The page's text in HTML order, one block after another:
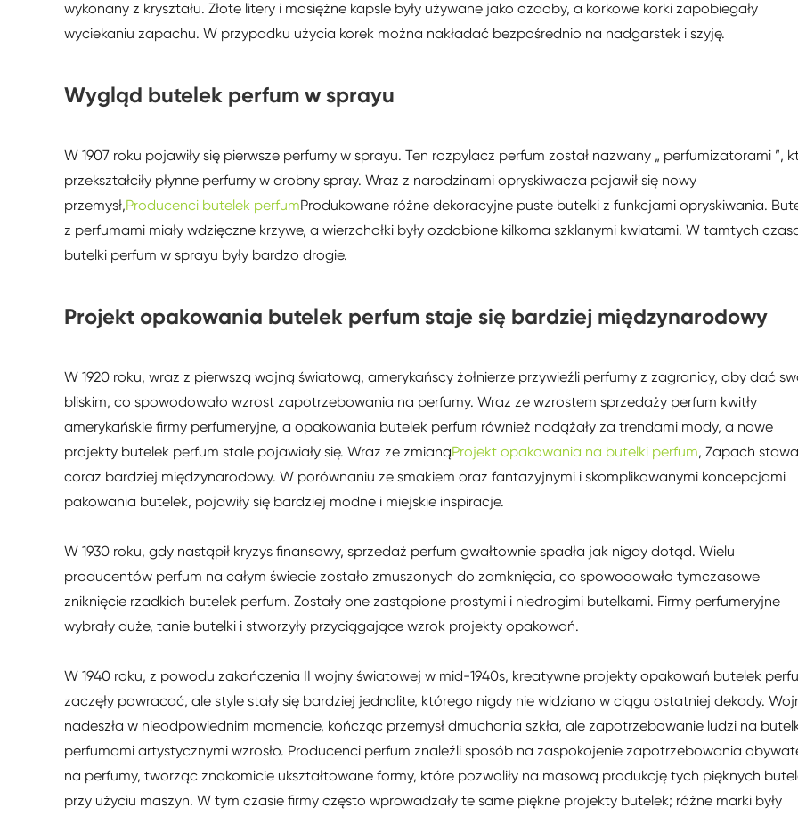
wykonany z kryształu. Złote litery i mosiężne kapsle były używane jako ozdoby, a korkowe korki zapobiegały
wyciekaniu zapachu. W przypadku użycia korek można nakładać bezpośrednio na nadgarstek i szyję.
Wygląd butelek perfum w sprayu
W 1907 roku pojawiły się pierwsze perfumy w sprayu. Ten rozpylacz perfum został nazwany „ perfumizatorami ”,
przekształciły płynne perfumy w drobny spray. Wraz z narodzinami opryskiwacza pojawił się nowy
przemysł,Producenci butelek perfumProdukowane różne dekoracyjne puste butelki z funkcjami opryskiwania.
z perfumami miały wdzięczne krzywe, a wierzchołki były ozdobione kilkoma szklanymi kwiatami. W tamtych
butelki perfum w sprayu były bardzo drogie.
Projekt opakowania butelek perfum staje się bardziej międzynarodowy
W 1920 roku, wraz z pierwszą wojną światową, amerykańscy żołnierze przywieźli perfumy z zagranicy, aby dać
bliskim, co spowodowało wzrost zapotrzebowania na perfumy. Wraz ze wzrostem sprzedaży perfum kwitły
amerykańskie firmy perfumeryjne, a opakowania butelek perfum również nadążały za trendami mody, a nowe
projekty butelek perfum stale pojawiały się. Wraz ze zmianąProjekt opakowania na butelki perfum, Zapach
coraz bardziej międzynarodowy. W porównaniu ze smakiem oraz fantazyjnymi i skomplikowanymi koncepcjami
pakowania butelek, pojawiły się bardziej modne i miejskie inspiracje.
W 1930 roku, gdy nastąpił kryzys finansowy, sprzedaż perfum gwałtownie spadła jak nigdy dotąd. Wielu
producentów perfum na całym świecie zostało zmuszonych do zamknięcia, co spowodowało tymczasowe
zniknięcie rzadkich butelek perfum. Zostały one zastąpione prostymi i niedrogimi butelkami. Firmy perfumeryjne
wybrały duże, tanie butelki i stworzyły przyciągające wzrok projekty opakowań.
W 1940 roku, z powodu zakończenia II wojny światowej w mid-1940s, kreatywne projekty opakowań butelek
zaczęły powracać, ale style stały się bardziej jednolite, którego nigdy nie widziano w ciągu ostatniej dekady.
nadeszła w nieodpowiednim momencie, kończąc przemysł dmuchania szkła, ale zapotrzebowanie ludzi na
perfumami artystycznymi wzrosło. Producenci perfum znaleźli sposób na zaspokojenie zapotrzebowania
na perfumy, tworząc znakomicie ukształtowane formy, które pozwoliły na masową produkcję tych pięknych
przy użyciu maszyn. W tym czasie firmy często wprowadzały te same piękne projekty butelek; różne marki były